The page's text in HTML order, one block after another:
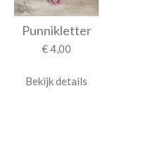
Punnikletter
€ 4,00
Bekijk details